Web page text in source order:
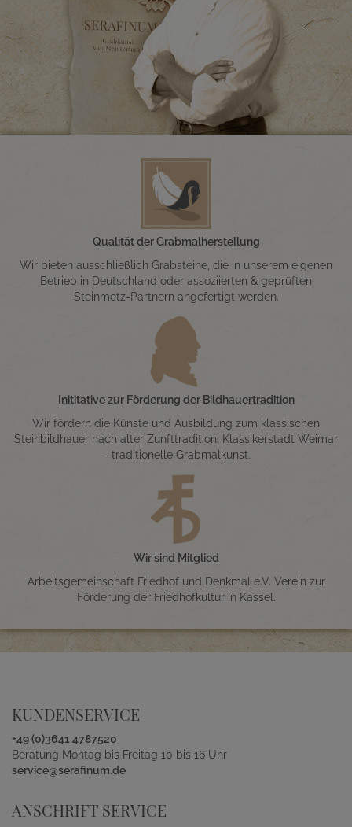
Qualität der Grabmalherstellung
Wir bieten ausschließlich Grabsteine, die in unserem eigenen
Betrieb in Deutschland oder assoziierten & geprüften
Steinmetz-Partnern angefertigt werden.
Inititative zur Förderung der Bildhauertradition
Wir fördern die Künste und Ausbildung zum klassischen
Steinbildhauer nach alter Zunfttradition. Klassikerstadt Weimar
– traditionelle Grabmalkunst.
Wir sind Mitglied
Arbeitsgemeinschaft Friedhof und Denkmal e.V. Verein zur
Förderung der Friedhofkultur in Kassel.
KUNDENSERVICE
+49 (0)3641 4787520
Beratung Montag bis Freitag 10 bis 16 Uhr
service@serafinum.de
ANSCHRIFT SERVICE